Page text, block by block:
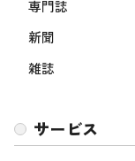
専門誌
新聞
雑誌
サービス